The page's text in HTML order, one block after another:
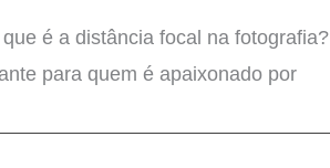
é a distância focal na
para quem é apaixonado por